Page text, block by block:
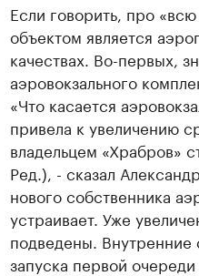
Если говорить, про
объектом является
качествах. Во-первых,
аэровокзального
«Что касается
привела к увеличению
владельцем «Храбров»
Ред.), - сказал
нового собственника
устраивает. Уже
подведены. Внутренние
запуска первой очереди